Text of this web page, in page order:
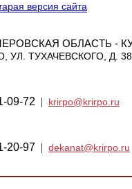
версия сайта
ОБЛАСТЬ -
УЛ. ТУХАЧЕВСКОГО, Д.
09-72 | krirpo@krirpo.ru
20-97 | dekanat@krirpo.ru